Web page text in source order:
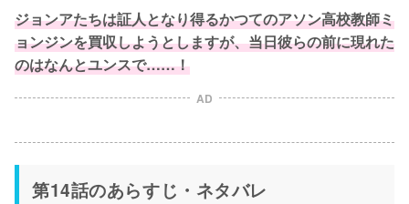
ジョンアたちは証人となり得るかつてのアソン高校教師ミ
ョンジンを買収しようとしますが、当日彼らの前に現れた
のはなんとユンスで……！
AD
第14話のあらすじ・ネタバレ